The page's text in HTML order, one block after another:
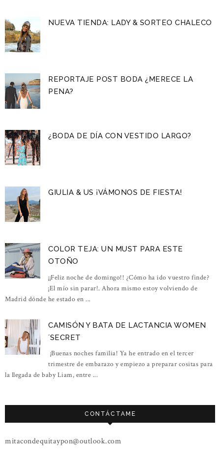
NUEVA TIENDA: LADY & SORTEO CHALECO
REPORTAJE POST BODA ¿MERECE LA
PENA?
¿BODA DE DÍA CON VESTIDO LARGO?
GIULIA & US ¡VÁMONOS DE FIESTA!
COLOR TEJA: UN MUST PARA ESTE
OTOÑO
¡¡Feliz noche de domingo!! ¿Cómo ha ido vuestro finde?
¡El mío sin parar!. Ahora mismo estoy volviendo de
Madrid dónde he estado en ...
CAMISÓN Y BATA DE LACTANCIA WOMEN
´SECRET
¡Buenas noches familia! Ya he entrado en el tercer
trimestre de embarazo y empiezo a preparar cositas para
la llegada de baby Liam, entre ...
CONTÁCTAME
mitacondequitaypon@outlook.com